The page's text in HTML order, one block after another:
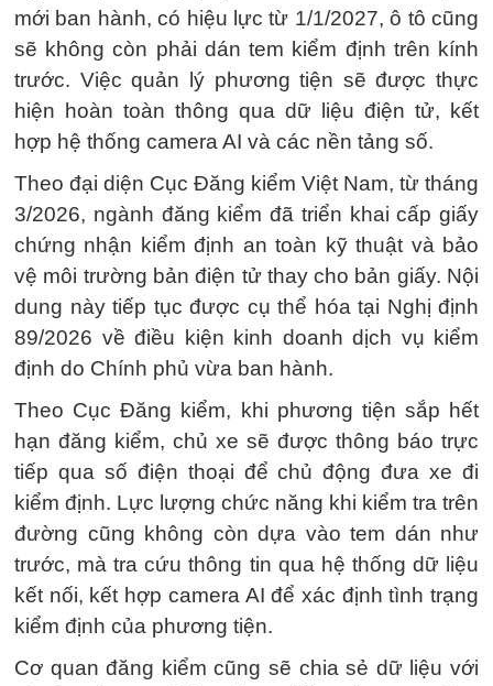
mới ban hành, có hiệu lực từ 1/1/2027, ô tô cũng
sẽ không còn phải dán tem kiểm định trên kính
trước. Việc quản lý phương tiện sẽ được thực
hiện hoàn toàn thông qua dữ liệu điện tử, kết
hợp hệ thống camera AI và các nền tảng số.
Theo đại diện Cục Đăng kiểm Việt Nam, từ tháng
3/2026, ngành đăng kiểm đã triển khai cấp giấy
chứng nhận kiểm định an toàn kỹ thuật và bảo
vệ môi trường bản điện tử thay cho bản giấy. Nội
dung này tiếp tục được cụ thể hóa tại Nghị định
89/2026 về điều kiện kinh doanh dịch vụ kiểm
định do Chính phủ vừa ban hành.
Theo Cục Đăng kiểm, khi phương tiện sắp hết
hạn đăng kiểm, chủ xe sẽ được thông báo trực
tiếp qua số điện thoại để chủ động đưa xe đi
kiểm định. Lực lượng chức năng khi kiểm tra trên
đường cũng không còn dựa vào tem dán như
trước, mà tra cứu thông tin qua hệ thống dữ liệu
kết nối, kết hợp camera AI để xác định tình trạng
kiểm định của phương tiện.
Cơ quan đăng kiểm cũng sẽ chia sẻ dữ liệu với